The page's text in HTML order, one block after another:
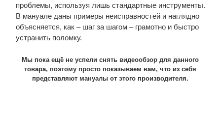
проблемы, используя лишь стандартные инструменты.
В мануале даны примеры неисправностей и наглядно
объясняется, как – шаг за шагом – грамотно и быстро
устранить поломку.
Мы пока ещё не успели снять видеообзор для данного
товара, поэтому просто показываем вам, что из себя
представляют мануалы от этого производителя.